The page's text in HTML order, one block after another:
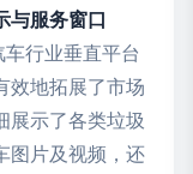
与服务窗口
行业垂直平台
效地拓展了市场
展示了各类垃圾
图片及视频，还